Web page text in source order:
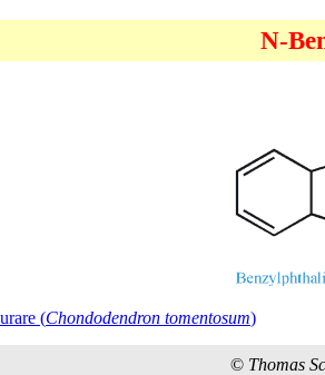
N-
(Chondodendron tomentosum)
© Thomas